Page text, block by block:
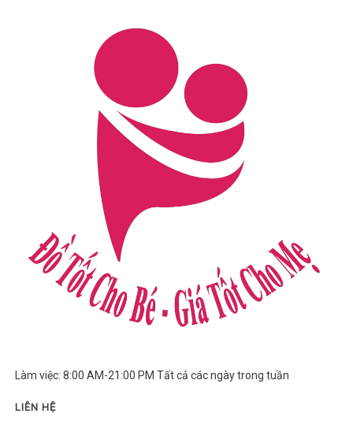
Làm việc: 8:00 AM-21:00 PM Tất cả các ngày trong tuần
LIÊN HỆ